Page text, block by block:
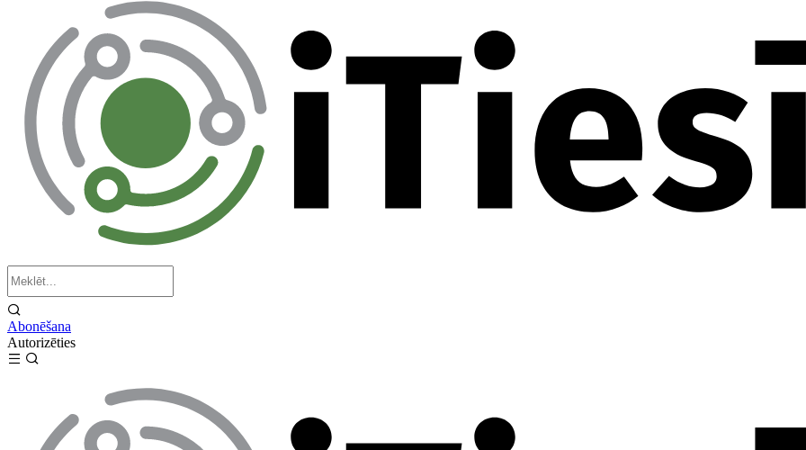
Abonēšana
Autorizēties